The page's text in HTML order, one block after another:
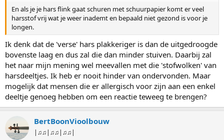
En als je je hars flink gaat schuren met schuurpapier komt er veel
harsstof vrij wat je weer inademt en bepaald niet gezond is voor je
longen.
Ik denk dat de 'verse' hars plakkeriger is dan de uitgedroogde
bovenste laag en dus zal die dan minder stuiven. Daarbij zal
het naar mijn mening wel meevallen met die 'stofwolken' van
harsdeeltjes. Ik heb er nooit hinder van ondervonden. Maar
mogelijk dat mensen die er allergisch voor zijn aan een enkel
deeltje genoeg hebben om een reactie teweeg te brengen?
BertBoonVioolbouw
|♫♫|♫♫|♫♫|